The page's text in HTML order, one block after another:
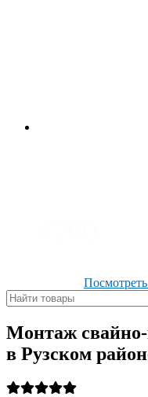
Монтаж свайно-
в Рузском